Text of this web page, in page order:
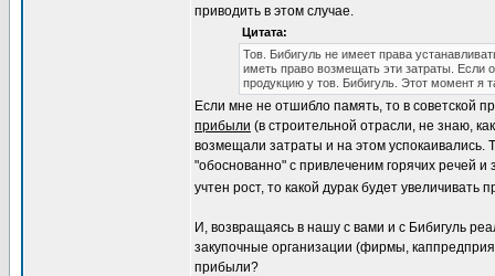
приводить в этом случае.
Цитата:
Тов. Бибигуль не имеет права
иметь право возмещать эти затраты. Если
продукцию у тов. Бибигуль. Этот момент я
Если мне не отшибло память, то в советской
прибыли (в строительной отрасли, не знаю,
возмещали затраты и на этом успокаивались.
"обоснованно" с привлеченим горячих речей и
учтен рост, то какой дурак будет увеличивать
И, возвращаясь в нашу с вами и с Бибигуль
закупочные организации (фирмы,
прибыли?